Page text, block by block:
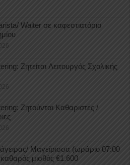
Waiter σε καφεστιατόριο
Ζητείται Λειτουργός Σχολικής
Ζητούνται Καθαριστές /
Μαγείρισσα (ωράριο 07:00
μισθός €1.600